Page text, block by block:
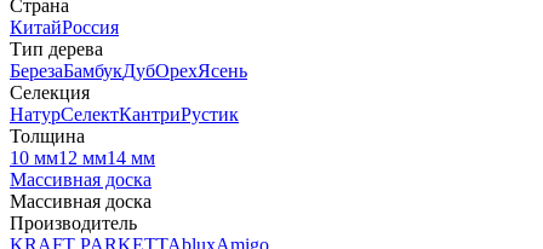
Страна
КитайРоссия
Тип дерева
БерезаБамбукДубОрехЯсень
Селекция
НатурСелектКантриРустик
Толщина
10 мм12 мм14 мм
Массивная доска
Массивная доска
Производитель
KRAFT PARKETTAbluxAmigo